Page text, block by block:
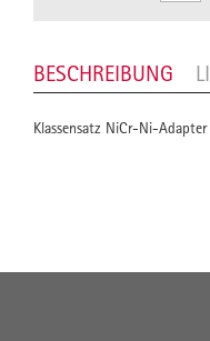
BESCHREIBUNG
Klassensatz NiCr-Ni-